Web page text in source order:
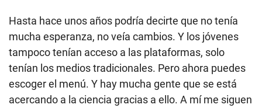
Hasta hace unos años podría decirte que no tenía
mucha esperanza, no veía cambios. Y los jóvenes
tampoco tenían acceso a las plataformas, solo
tenían los medios tradicionales. Pero ahora puedes
escoger el menú. Y hay mucha gente que se está
acercando a la ciencia gracias a ello. A mí me siguen